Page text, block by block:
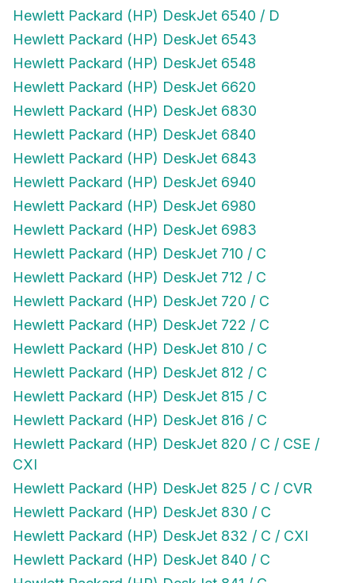
Hewlett Packard (HP) DeskJet 6540 / D
Hewlett Packard (HP) DeskJet 6543
Hewlett Packard (HP) DeskJet 6548
Hewlett Packard (HP) DeskJet 6620
Hewlett Packard (HP) DeskJet 6830
Hewlett Packard (HP) DeskJet 6840
Hewlett Packard (HP) DeskJet 6843
Hewlett Packard (HP) DeskJet 6940
Hewlett Packard (HP) DeskJet 6980
Hewlett Packard (HP) DeskJet 6983
Hewlett Packard (HP) DeskJet 710 / C
Hewlett Packard (HP) DeskJet 712 / C
Hewlett Packard (HP) DeskJet 720 / C
Hewlett Packard (HP) DeskJet 722 / C
Hewlett Packard (HP) DeskJet 810 / C
Hewlett Packard (HP) DeskJet 812 / C
Hewlett Packard (HP) DeskJet 815 / C
Hewlett Packard (HP) DeskJet 816 / C
Hewlett Packard (HP) DeskJet 820 / C / CSE /
Hewlett Packard (HP) DeskJet 825 / C / CVR
Hewlett Packard (HP) DeskJet 830 / C
Hewlett Packard (HP) DeskJet 832 / C / CXI
Hewlett Packard (HP) DeskJet 840 / C
Hewlett Packard (HP) DeskJet 841 / C